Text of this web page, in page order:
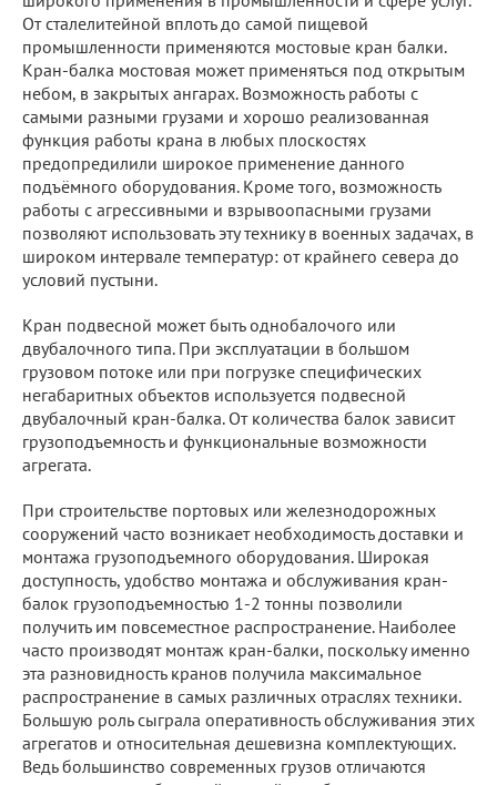
От сталелитейной вплоть до самой пищевой
промышленности применяются мостовые кран балки.
Кран-балка мостовая может применяться под открытым
небом, в закрытых ангарах. Возможность работы с
самыми разными грузами и хорошо реализованная
функция работы крана в любых плоскостях
предопредилили широкое применение данного
подъёмного оборудования. Кроме того, возможность
работы с агрессивными и взрывоопасными грузами
позволяют использовать эту технику в военных задачах, в
широком интервале температур: от крайнего севера до
условий пустыни.
Кран подвесной может быть однобалочого или
двубалочного типа. При эксплуатации в большом
грузовом потоке или при погрузке специфических
негабаритных объектов используется подвесной
двубалочный кран-балка. От количества балок зависит
грузоподъемность и функциональные возможности
агрегата.
При строительстве портовых или железнодорожных
сооружений часто возникает необходимость доставки и
монтажа грузоподъемного оборудования. Широкая
доступность, удобство монтажа и обслуживания кран-
балок грузоподъемностью 1-2 тонны позволили
получить им повсеместное распространение. Наиболее
часто производят монтаж кран-балки, поскольку именно
эта разновидность кранов получила максимальное
распространение в самых различных отраслях техники.
Большую роль сыграла оперативность обслуживания этих
агрегатов и относительная дешевизна комплектующих.
Ведь большинство современных грузов отличаются